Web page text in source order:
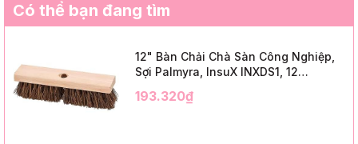
Có thể bạn đang tìm
12" Bàn Chải Chà Sàn Công Nghiệp,
Sợi Palmyra, InsuX INXDS1, 12
Trim)
193.320₫